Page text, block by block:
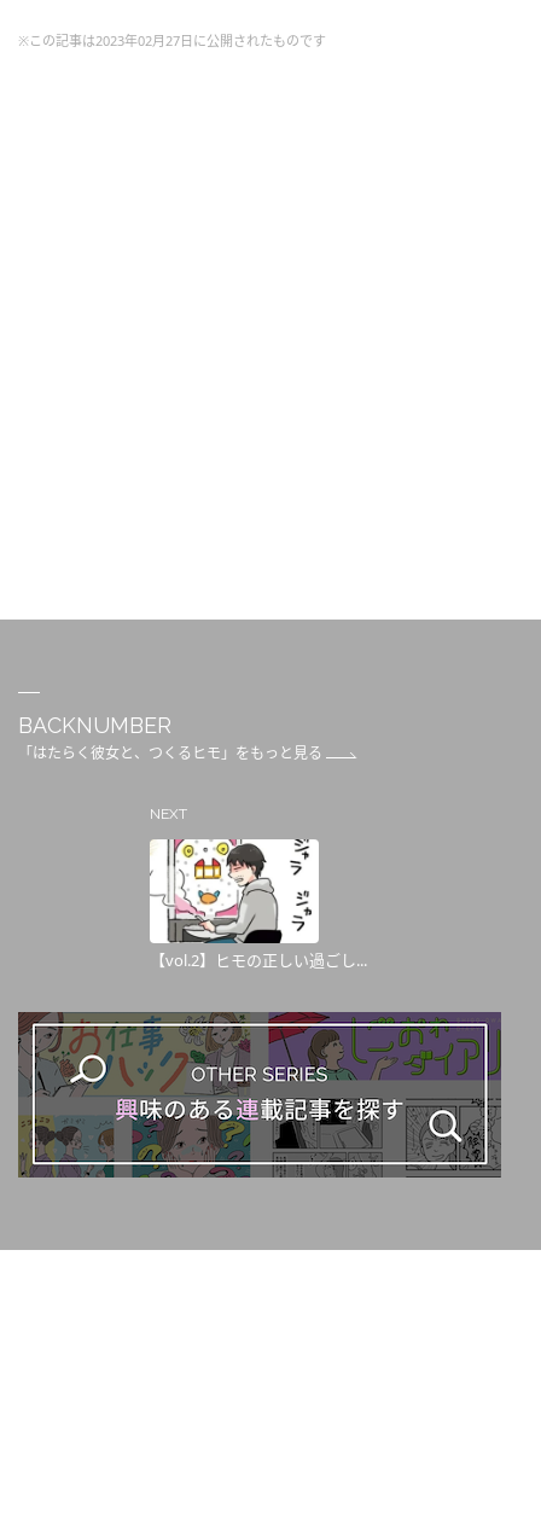
※この記事は2023年02月27日に公開されたものです
BACKNUMBER
「はたらく彼女と、つくるヒモ」をもっと見る
NEXT
【vol.2】ヒモの正しい過ごし...